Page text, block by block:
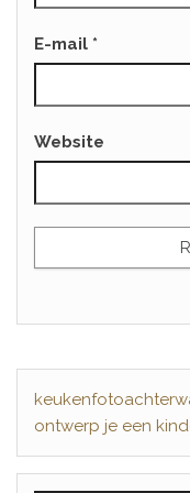
E-mail *
Website
ontwerp je een